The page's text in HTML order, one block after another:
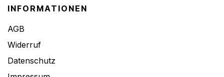
INFORMATIONEN
AGB
Widerruf
Datenschutz